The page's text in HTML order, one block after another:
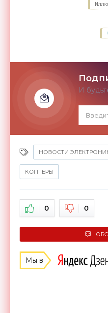
И
НОВОСТИ
КОПТЕРЫ
0 0
Мы в